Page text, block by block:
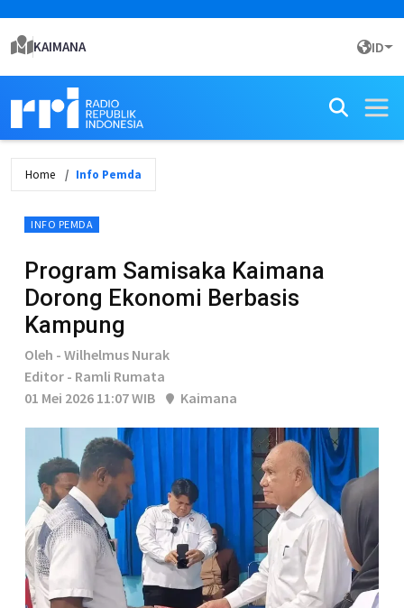
KAIMANA ID
Home Info Pemda
INFO PEMDA
Program Samisaka Kaimana
Dorong Ekonomi Berbasis
Kampung
Oleh - Wilhelmus Nurak
Editor - Ramli Rumata
01 Mei 2026 11:07 WIB
Kaimana